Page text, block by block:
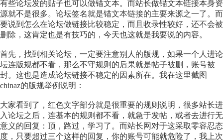
有些论坛发的贴子也可以做锚文本。而站长做锚文本链接本身资
源就不是很多。论坛签名就是锚文本链接的主要来源之一了。而
要说到怎么在论坛做链接比较稳定，而且收录性较好，还不会被
删除，这肯定也是有技巧的，今天也这就是我要说的内容。
首先，找到相关论坛，一定要注意别人的版规，如果一个人进论
坛连版规都不看，那么不守规则的后果就是帖子被删，账号被
封。这也是造成论坛链接不稳定的因素所在。我在这里截图
chinaz的版规举例说明：
大家看到了，红色文字部分就是很重要的规则说明，很多站长进
入论坛之后，连基本的规则都不看，就急于发帖，或者去进行无
意义的回复：顶，路过，学习了。而站长网对于这采取零容忍态
度，只要超过三个这样的回复，你的账号可能就危险了，我上次